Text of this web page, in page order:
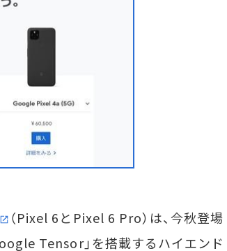
（Pixel 6とPixel 6 Pro）は、今秋登場
Tensor」を搭載するハイエンド